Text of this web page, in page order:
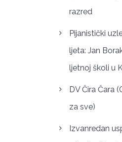
razred
Pijanistički
ljeta: Jan
ljetnoj školi u
DV Čira Čara
za sve)
Izvanredan